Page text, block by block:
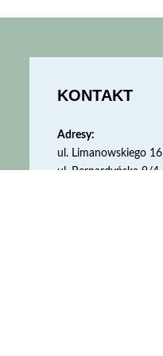
KONTAKT
Adresy:
ul. Limanowskiego 16
ul. Bernardyńska 9/4